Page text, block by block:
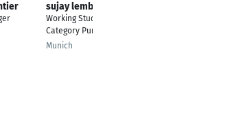
sujay lembhe
Working Student
Category Purchasing
Munich